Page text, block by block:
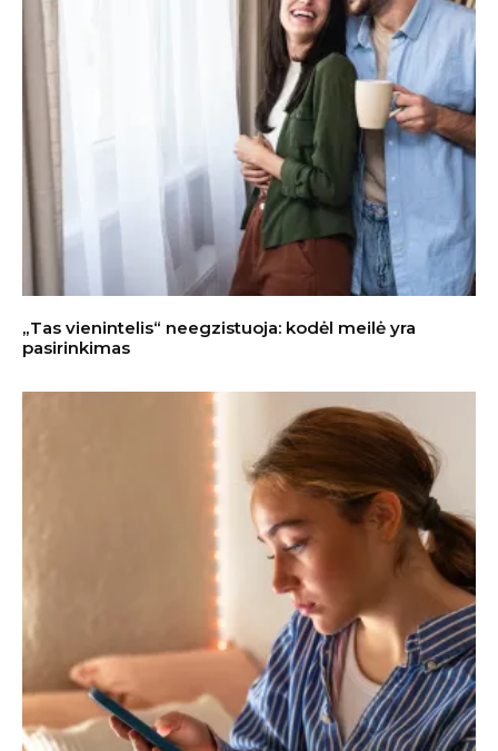
„Tas vienintelis“ neegzistuoja: kodėl meilė yra
pasirinkimas